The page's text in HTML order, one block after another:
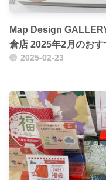
Map Design
倉店 2025年2月のお
2025-02-23